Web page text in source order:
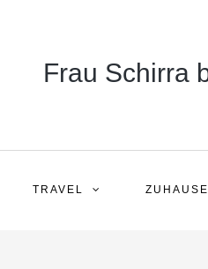
Frau Schirra
TRAVEL